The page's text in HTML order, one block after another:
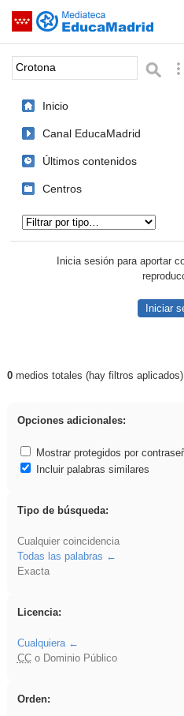
Saltar navegación
Palabra o frase:
Inicio
Canal EducaMadrid
Últimos contenidos
Centros
Inicia sesión para aportar
Iniciar
Resultados de: Crotona
0medios totales (hay filtros aplicados)
Opciones adicionales:
Mostrar protegidos por
Incluir palabras similares
Tipo de búsqueda:
Cualquier coincidencia
Todas las palabras
Exacta
Licencia:
Cualquiera
CCo Dominio Público
Orden: